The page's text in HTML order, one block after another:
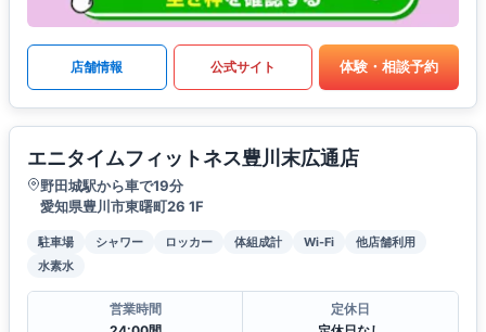
店舗情報 公式サイト 体験・相談予約
エニタイムフィットネス豊川末広通店
野田城駅から車で19分
愛知県豊川市東曙町26 1F
駐車場 シャワー ロッカー 体組成計 Wi-Fi
他店舗利用
水素水
営業時間
定休日